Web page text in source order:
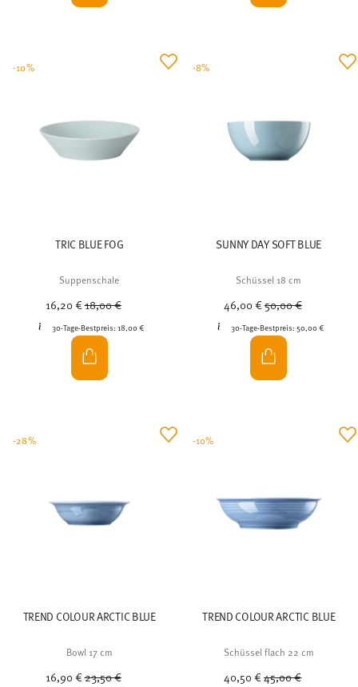
TRIC BLUE FOG
Suppenschale
16,20 €Price reduced from
18,00 €to
30-Tage-Bestpreis: 18,00 €
-10%
SUNNY DAY SOFT BLUE
Schüssel 18 cm
46,00 €Price reduced from
50,00 €to
30-Tage-Bestpreis: 50,00 €
-8%
TREND COLOUR ARCTIC BLUE
Bowl 17 cm
16,90 €Price reduced from
23,50 €to
-28%
TREND COLOUR ARCTIC BLUE
Schüssel flach 22 cm
40,50 €Price reduced from
45,00 €
-10%